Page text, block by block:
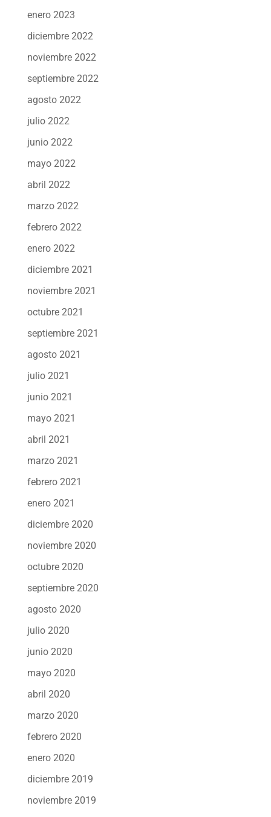
enero 2023
diciembre 2022
noviembre 2022
septiembre 2022
agosto 2022
julio 2022
junio 2022
mayo 2022
abril 2022
marzo 2022
febrero 2022
enero 2022
diciembre 2021
noviembre 2021
octubre 2021
septiembre 2021
agosto 2021
julio 2021
junio 2021
mayo 2021
abril 2021
marzo 2021
febrero 2021
enero 2021
diciembre 2020
noviembre 2020
octubre 2020
septiembre 2020
agosto 2020
julio 2020
junio 2020
mayo 2020
abril 2020
marzo 2020
febrero 2020
enero 2020
diciembre 2019
noviembre 2019